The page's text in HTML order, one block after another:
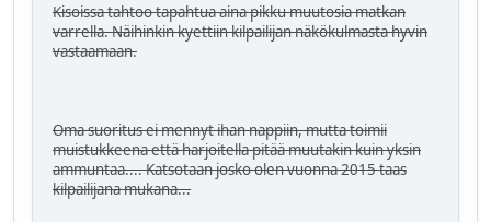
Kisoissa tahtoo tapahtua aina pikku muutosia matkan
varrella. Näihinkin kyettiin kilpailijan näkökulmasta hyvin
vastaamaan.
Oma suoritus ei mennyt ihan nappiin, mutta toimii
muistukkeena että harjoitella pitää muutakin kuin yksin
ammuntaa.... Katsotaan josko olen vuonna 2015 taas
kilpailijana mukana...